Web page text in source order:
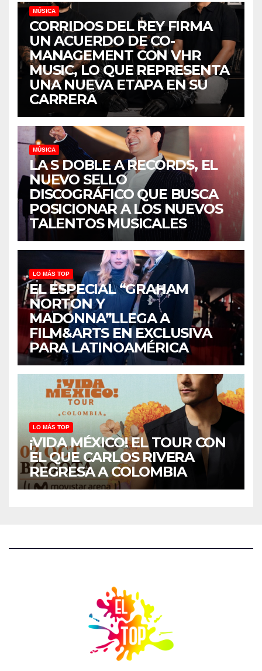
MÚSICA
CORRIDOS DEL REY FIRMA
UN ACUERDO DE CO-
MANAGEMENT CON VHR
MUSIC, LO QUE REPRESENTA
UNA NUEVA ETAPA EN SU
CARRERA
MÚSICA
LA S DOBLE A RECORDS, EL
NUEVO SELLO
DISCOGRÁFICO QUE BUSCA
POSICIONAR A LOS NUEVOS
TALENTOS MUSICALES
LO MÁS TOP
EL ESPECIAL “GRAHAM
NORTON Y
MADONNA”LLEGA A
FILM&ARTS EN EXCLUSIVA
PARA LATINOAMÉRICA
LO MÁS TOP
¡VIDA MÉXICO! EL TOUR CON
EL QUE CARLOS RIVERA
REGRESA A COLOMBIA